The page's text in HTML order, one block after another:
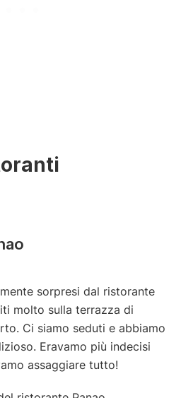
sorpresi dal ristorante
molto sulla terrazza di
Ci siamo seduti e abbiamo
Eravamo più indecisi
assaggiare tutto!